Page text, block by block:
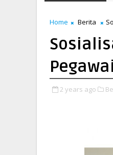
Home Berita
2 years ago